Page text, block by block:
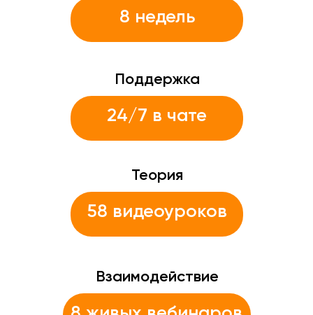
8 недель
Теория
58 видеоуроков
Поддержка
24/7 в чате
Взаимодействие